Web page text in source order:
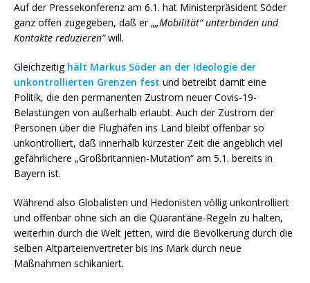
Auf der Pressekonferenz am 6.1. hat Ministerpräsident Söder
ganz offen zugegeben, daß er „„Mobilität“ unterbinden und
Kontakte reduzieren“will.
Gleichzeitig hält Markus Söder an der Ideologie der
unkontrollierten Grenzen fest und betreibt damit eine
Politik, die den permanenten Zustrom neuer Covis-19-
Belastungen von außerhalb erlaubt. Auch der Zustrom der
Personen über die Flughäfen ins Land bleibt offenbar so
unkontrolliert, daß innerhalb kürzester Zeit die angeblich viel
gefährlichere „Großbritannien-Mutation“ am 5.1. bereits in
Bayern ist.
Während also Globalisten und Hedonisten völlig unkontrolliert
und offenbar ohne sich an die Quarantäne-Regeln zu halten,
weiterhin durch die Welt jetten, wird die Bevölkerung durch die
selben Altparteienvertreter bis ins Mark durch neue
Maßnahmen schikaniert.